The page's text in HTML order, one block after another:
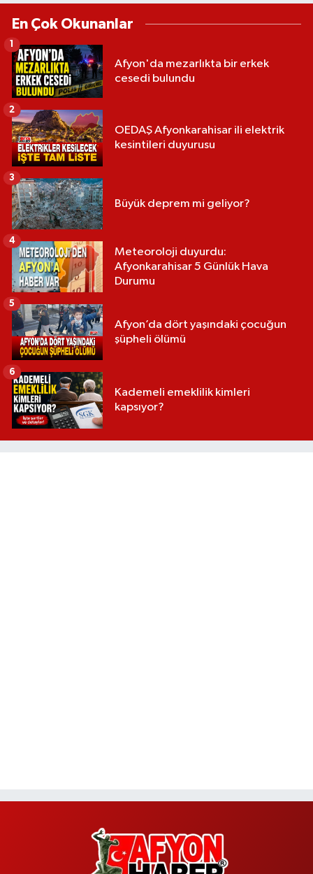
En Çok Okunanlar
Afyon'da mezarlıkta bir erkek
cesedi bulundu
1
OEDAŞ Afyonkarahisar ili elektrik
kesintileri duyurusu
2
Büyük deprem mi geliyor?
3
Meteoroloji duyurdu:
Afyonkarahisar 5 Günlük Hava
Durumu
4
Afyon’da dört yaşındaki çocuğun
şüpheli ölümü
5
Kademeli emeklilik kimleri
kapsıyor?
6